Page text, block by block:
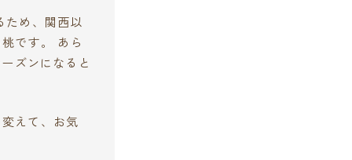
ため、関西以
です。 あら
ズンになると
えて、お気